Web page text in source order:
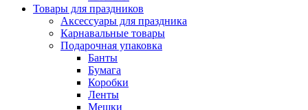
Товары для праздников
Аксессуары для праздника
Карнавальные товары
Подарочная упаковка
Банты
Бумага
Коробки
Ленты
Мешки